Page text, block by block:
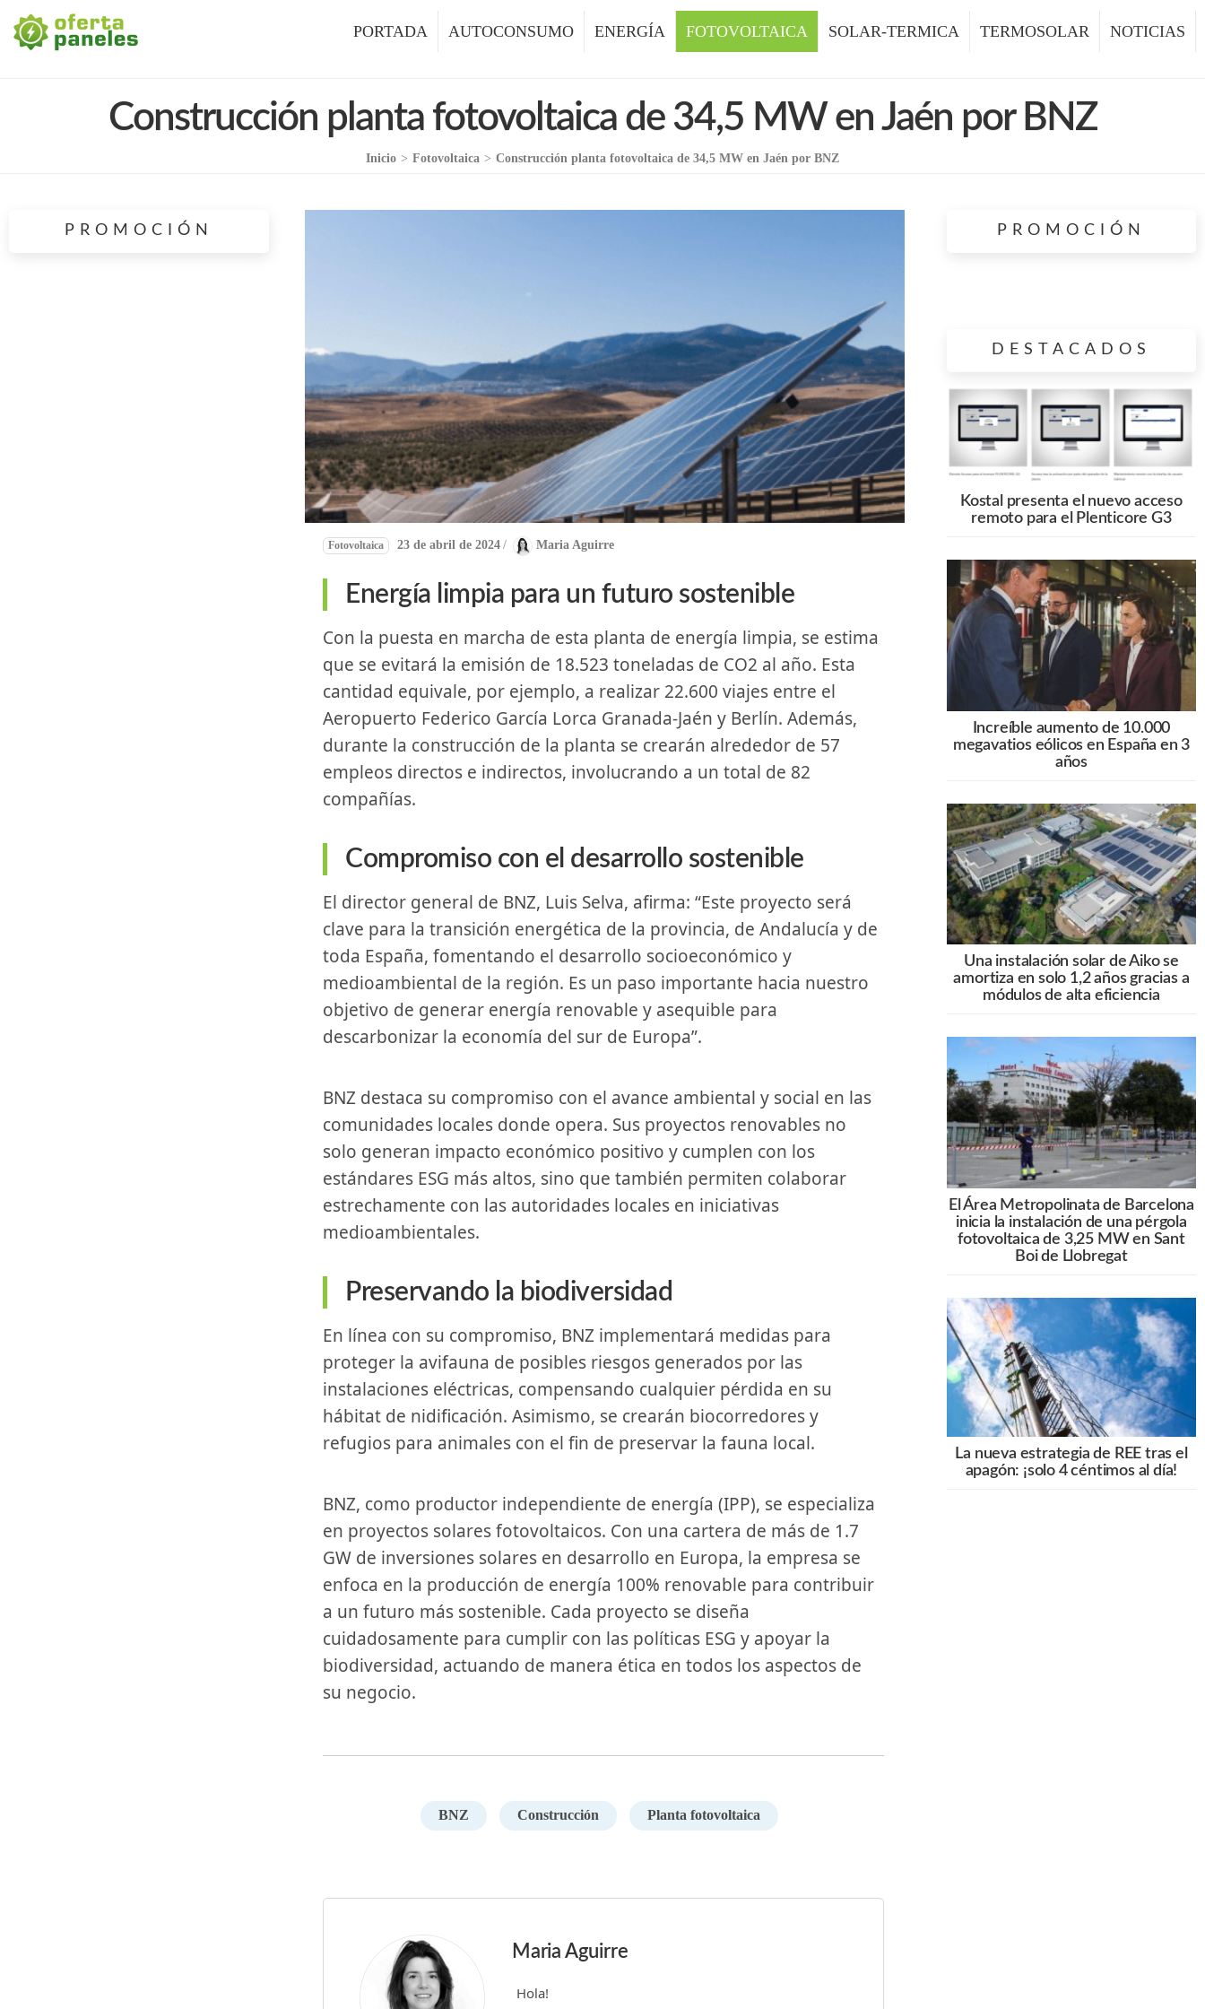
Oferta Paneles
La Mejor Oferta en Paneles Solares PORTADA AUTOCONSUMO ENERGÍA FOTOVOLTAICA SOLAR-TERMICA TERMOSOLAR NOTICIAS
Construcción planta fotovoltaica de 34,5 MW en Jaén por BNZ
Inicio > Fotovoltaica > Construcción planta fotovoltaica de 34,5 MW en Jaén por BNZ
Fotovoltaica 23 de abril de 2024 / Maria Aguirre
Energía ​limpia para un futuro sostenible
Con la puesta en marcha‌ de esta planta de energía limpia, se⁢ estima
que se evitará la emisión de 18.523 toneladas de CO2⁤ al año. Esta
cantidad ⁣equivale, por ejemplo, a realizar⁢ 22.600 viajes entre el
Aeropuerto Federico García⁣ Lorca ⁤Granada-Jaén ‍y​ Berlín.‍ Además,
durante⁣ la construcción de la planta‍ se crearán alrededor de‍ 57
empleos‌ directos e ⁤indirectos, involucrando ⁣a un total de 82
compañías.
Compromiso​ con el desarrollo sostenible
El director general de BNZ, Luis Selva, afirma: “Este⁤ proyecto será
clave ​para la transición⁢ energética ⁢de la provincia, de ‍Andalucía y⁣ de
toda España, fomentando el⁣ desarrollo socioeconómico y
medioambiental de la región. Es un paso importante hacia ​nuestro
‍objetivo ⁣de‌ generar energía renovable y⁣ asequible para
descarbonizar ⁤la economía del sur de Europa”.
BNZ destaca su compromiso con​ el avance ⁤ambiental y social en las
comunidades locales ⁢donde opera. Sus ‌proyectos renovables no
solo generan impacto económico positivo ​y cumplen con los
⁢estándares ESG ⁣más​ altos, sino que también permiten⁣ colaborar
estrechamente ⁢con las autoridades locales en iniciativas ​
medioambientales.
Preservando​ la biodiversidad
En⁣ línea con su⁤ compromiso, BNZ implementará medidas para
proteger⁣ la avifauna de posibles riesgos generados por las
instalaciones eléctricas, compensando cualquier pérdida en su
hábitat de nidificación. Asimismo, ⁤se crearán biocorredores y
refugios para animales ⁣con⁣ el fin de preservar⁤ la fauna local.
BNZ, como‌ productor independiente​ de ​energía (IPP), se especializa
en⁢ proyectos solares ⁢fotovoltaicos. Con una cartera⁢ de más de 1.7⁣
GW⁤ de inversiones solares en desarrollo‍ en Europa, la ‍empresa se⁢
enfoca​ en la producción de⁢ energía 100% renovable para contribuir
a un ⁤futuro ‌más sostenible. Cada proyecto ‍se⁤ diseña
cuidadosamente para cumplir con las políticas ESG y apoyar la
biodiversidad, actuando ‌de‍ manera ética en todos los aspectos de
su negocio.
BNZ Construcción Planta fotovoltaica
Maria Aguirre
Hola!
PROMOCIÓN
DESTACADOS
Kostal presenta el nuevo acceso
remoto para el Plenticore G3
Increíble aumento de 10.000
megavatios eólicos en España en 3
años
Una instalación solar de Aiko se
amortiza en solo 1,2 años gracias a
módulos de alta eficiencia
El Área Metropolinata de Barcelona
inicia la instalación de una pérgola
fotovoltaica de 3,25 MW en Sant
Boi de Llobregat
La nueva estrategia de REE tras el
apagón: ¡solo 4 céntimos al día!
PROMOCIÓN